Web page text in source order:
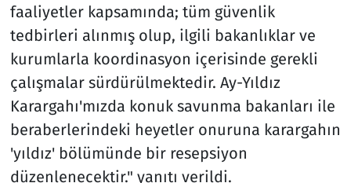
faaliyetler kapsamında; tüm güvenlik
tedbirleri alınmış olup, ilgili bakanlıklar ve
kurumlarla koordinasyon içerisinde gerekli
çalışmalar sürdürülmektedir. Ay-Yıldız
Karargahı'mızda konuk savunma bakanları ile
beraberlerindeki heyetler onuruna karargahın
'yıldız' bölümünde bir resepsiyon
düzenlenecektir." yanıtı verildi.